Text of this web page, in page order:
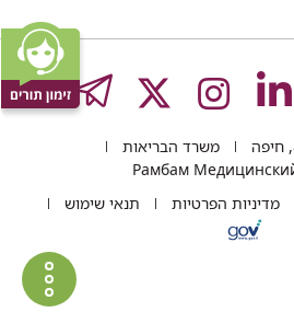
לעמוד
לעמוד
של
רמב"ם
לעמוד
של
רמב"ם
משרד הבריאות
Рамбам
מדיניות הפרטיות תנאי שימוש